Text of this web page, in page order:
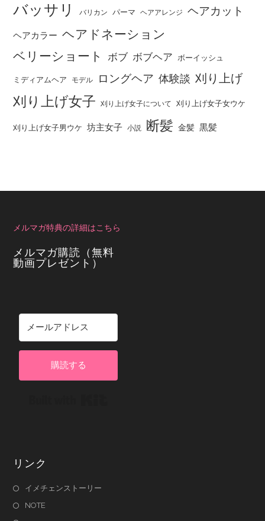
バッサリ バリカン パーマ ヘアアレンジ ヘアカット
ヘアカラー ヘアドネーション
ベリーショート
ボブ ボブヘア ボーイッシュ
ミディアムヘア モデル ロングヘア 体験談 刈り上げ
刈り上げ女子 刈り上げ女子について 刈り上げ女子女ウケ
刈り上げ女子男ウケ 坊主女子 小説 断髪 金髪 黒髪
メルマガ特典の詳細はこちら
メルマガ購読（無料
動画プレゼント）
購読する
リンク
イメチェンストーリー
NOTE